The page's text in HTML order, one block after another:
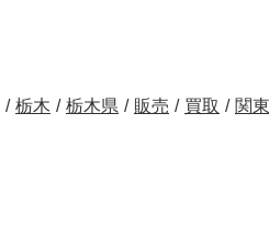
/ 栃木 / 栃木県 / 販売 / 買取 / 関東